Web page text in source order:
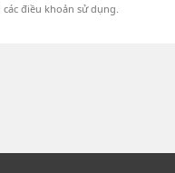
điều khoản sử dụng.